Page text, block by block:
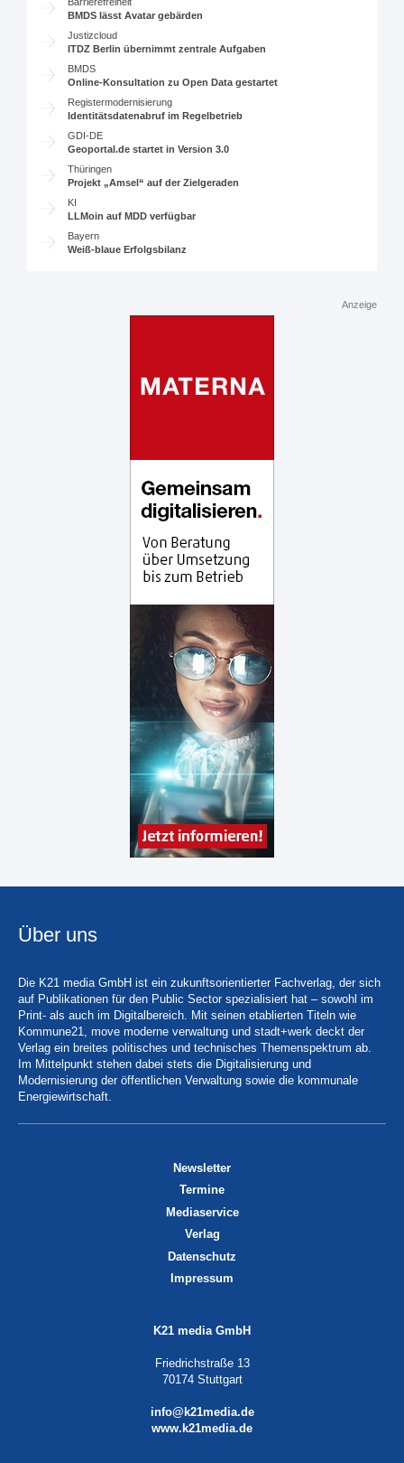
BMDS lässt Avatar gebärden
Justizcloud
ITDZ Berlin übernimmt zentrale Aufgaben
BMDS
Online-Konsultation zu Open Data gestartet
Registermodernisierung
Identitätsdatenabruf im Regelbetrieb
GDI-DE
Geoportal.de startet in Version 3.0
Thüringen
Projekt „Amsel“ auf der Zielgeraden
KI
LLMoin auf MDD verfügbar
Bayern
Weiß-blaue Erfolgsbilanz
Anzeige
Über uns
Die K21 media GmbH ist ein zukunftsorientierter Fachverlag, der sich
auf Publikationen für den Public Sector spezialisiert hat – sowohl im
Print- als auch im Digitalbereich. Mit seinen etablierten Titeln wie
Kommune21, move moderne verwaltung und stadt+werk deckt der
Verlag ein breites politisches und technisches Themenspektrum ab.
Im Mittelpunkt stehen dabei stets die Digitalisierung und
Modernisierung der öffentlichen Verwaltung sowie die kommunale
Energiewirtschaft.
Newsletter
Termine
Mediaservice
Verlag
Datenschutz
Impressum
K21 media GmbH
Friedrichstraße 13
70174 Stuttgart
info@k21media.de
www.k21media.de